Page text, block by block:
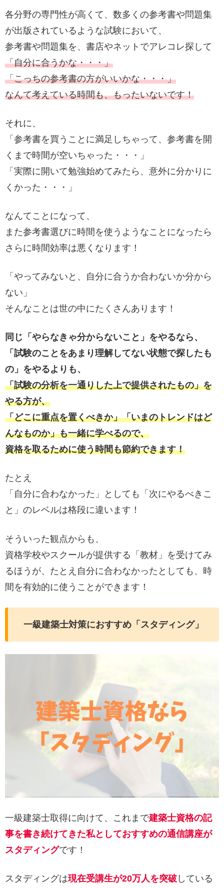
各分野の専門性が高くて、数多くの参考書や問題集
が出版されているような試験において、
参考書や問題集を、書店やネットでアレコレ探して
「自分に合うかな・・・」
「こっちの参考書の方がいいかな・・・」
なんて考えている時間も、もったいないです！
それに、
「参考書を買うことに満足しちゃって、参考書を開
くまで時間が空いちゃった・・・」
「実際に開いて勉強始めてみたら、意外に分かりに
くかった・・・」
なんてことになって、
また参考書選びに時間を使うようなことになったら
さらに時間効率は悪くなります！
「やってみないと、自分に合うか合わないか分から
ない」
そんなことは世の中にたくさんあります！
同じ「やらなきゃ分からないこと」をやるなら、
「試験のことをあまり理解してない状態で探したも
の」をやるよりも、
「試験の分析を一通りした上で提供されたもの」を
やる方が、
「どこに重点を置くべきか」「いまのトレンドはど
んなものか」も一緒に学べるので、
資格を取るために使う時間も節約できます！
たとえ
「自分に合わなかった」としても「次にやるべきこ
と」のレベルは格段に違います！
そういった観点からも、
資格学校やスクールが提供する「教材」を受けてみ
るほうが、たとえ自分に合わなかったとしても、時
間を有効的に使うことができます！
一級建築士対策におすすめ「スタディング」
一級建築士取得に向けて、これまで建築士資格の記
事を書き続けてきた私としておすすめの通信講座が
スタディングです！
スタディングは現在受講生が20万人を突破 している